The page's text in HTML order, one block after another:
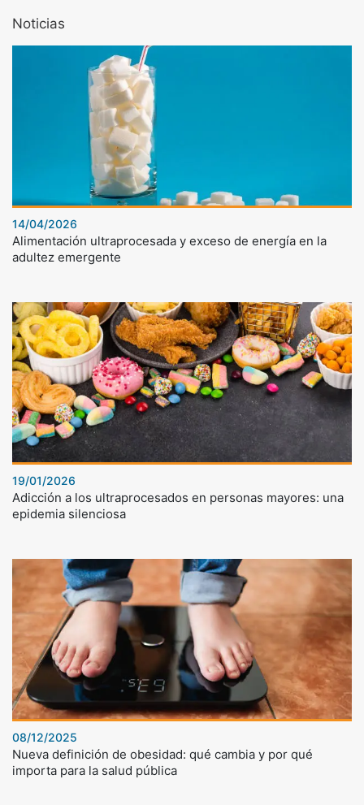
Noticias
14/04/2026
Alimentación ultraprocesada y exceso de energía en la
adultez emergente
19/01/2026
Adicción a los ultraprocesados en personas mayores: una
epidemia silenciosa
08/12/2025
Nueva definición de obesidad: qué cambia y por qué
importa para la salud pública